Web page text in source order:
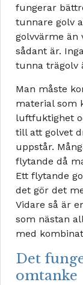
fungerar
tunnare golv
golvvärme än
sådant är.
tunna trägolv
Man måste
material som
luftfuktighet
till att golvet
uppstår.
flytande då
Ett flytande
det gör det
Vidare så är
som nästan
med
Det
omtanke